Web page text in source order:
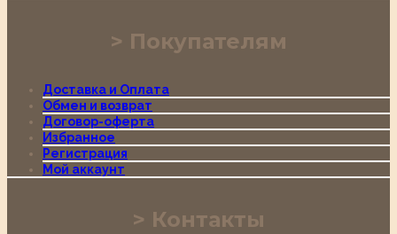
Покупателям
Доставка и Оплата
Обмен и возврат
Договор-оферта
Избранное
Регистрация
Мой аккаунт
Контакты